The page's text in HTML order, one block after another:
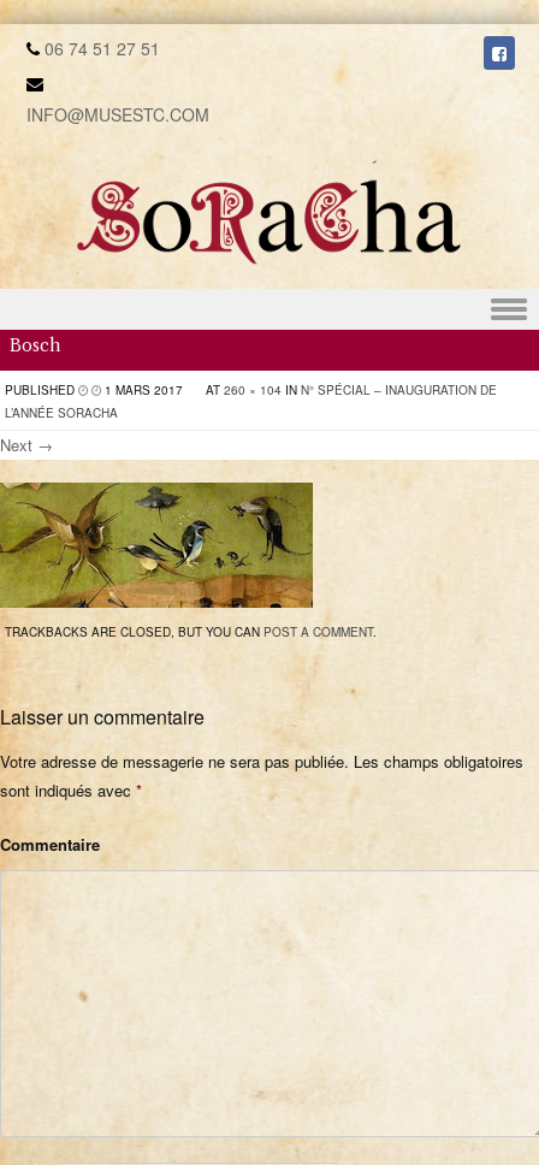
06 74 51 27 51
INFO@MUSESTC.COM
Skip to content
Bosch
PUBLISHED 1 MARS 2017 AT 260 × 104 IN N° SPÉCIAL – INAUGURATION DE
L’ANNÉE SORACHA
Next →
TRACKBACKS ARE CLOSED, BUT YOU CAN POST A COMMENT.
Laisser un commentaire
Votre adresse de messagerie ne sera pas publiée. Les champs obligatoires
sont indiqués avec *
Commentaire